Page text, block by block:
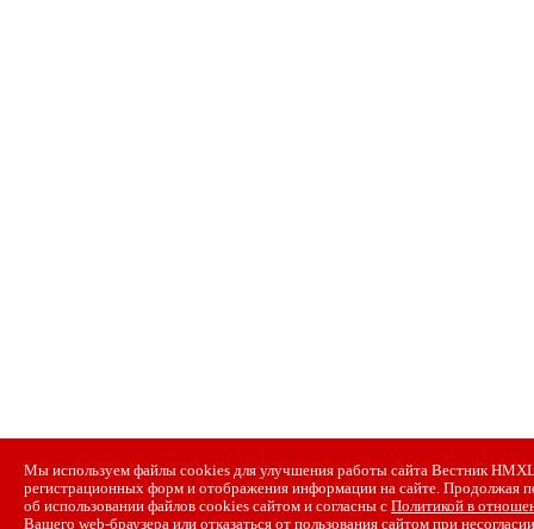
Мы используем файлы cookies для улучшения работы сайта Вестник
регистрационных форм и отображения информации на сайте. Продолжая
об использовании файлов cookies сайтом и согласны с Политикой в
Вашего web-браузера или отказаться от пользования сайтом при